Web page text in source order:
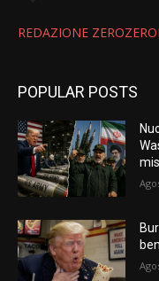
REDAZIONE
POPULAR POSTS